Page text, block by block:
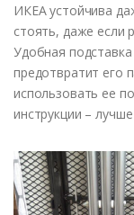
ИКЕА устойчива
стоять, даже если
Удобная
предотвратит его
использовать ее
инструкции –